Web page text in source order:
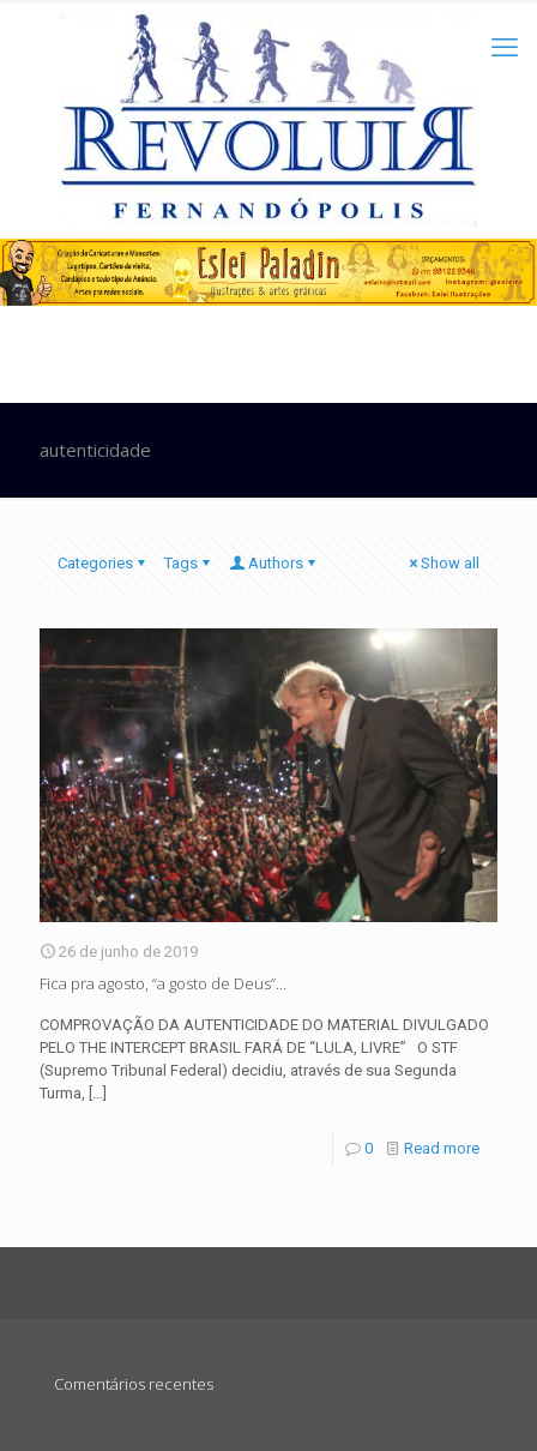
autenticidade
Categories Tags Authors Show all
26 de junho de 2019
Fica pra agosto, “a gosto de Deus”…
COMPROVAÇÃO DA AUTENTICIDADE DO MATERIAL DIVULGADO
PELO THE INTERCEPT BRASIL FARÁ DE “LULA, LIVRE” O STF
(Supremo Tribunal Federal) decidiu, através de sua Segunda
Turma, […]
0 Read more
Comentários recentes